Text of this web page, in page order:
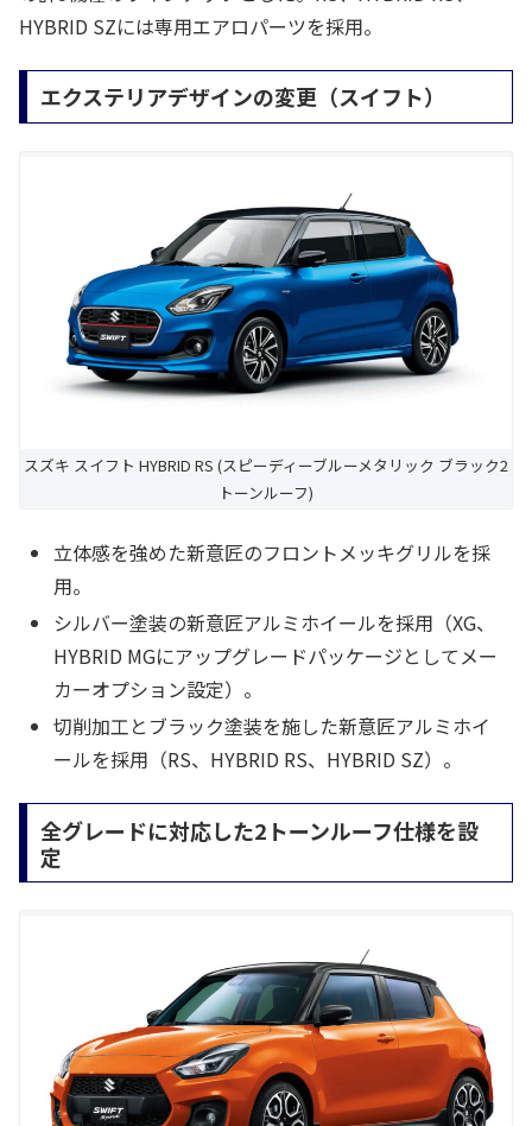
HYBRID SZには専用エアロパーツを採用。
エクステリアデザインの変更（スイフト）
スズキ スイフト HYBRID RS (スピーディーブルーメタリック ブラック2
トーンルーフ)
立体感を強めた新意匠のフロントメッキグリルを採
用。
シルバー塗装の新意匠アルミホイールを採用（XG、
HYBRID MGにアップグレードパッケージとしてメー
カーオプション設定）。
切削加工とブラック塗装を施した新意匠アルミホイ
ールを採用（RS、HYBRID RS、HYBRID SZ）。
全グレードに対応した2トーンルーフ仕様を設
定